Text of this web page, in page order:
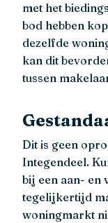
met het
bod hebben
dezelfde
kan dit
tussen
Dit is geen
Integendeel.
bij een aan- en
tegelijkertijd
woningmarkt